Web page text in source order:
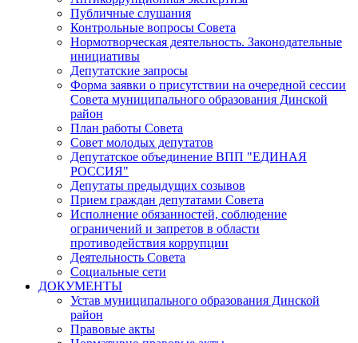
Публичные слушания
Контрольные вопросы Совета
Нормотворческая деятельность. Законодательные
инициативы
Депутатские запросы
Форма заявки о присутствии на очередной сессии
Совета муниципального образования Динской
район
План работы Совета
Совет молодых депутатов
Депутатское объединение ВПП "ЕДИНАЯ
РОССИЯ"
Депутаты предыдущих созывов
Прием граждан депутатами Совета
Исполнение обязанностей, соблюдение
ограничений и запретов в области
противодействия коррупции
Деятельность Совета
Социальные сети
ДОКУМЕНТЫ
Устав муниципального образования Динской
район
Правовые акты